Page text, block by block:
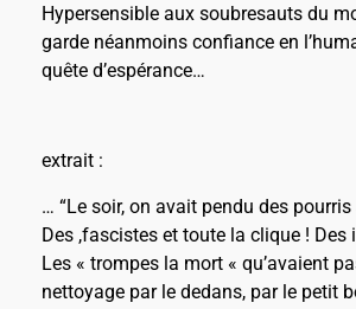
Hypersensible aux soubresauts du
garde néanmoins confiance en
quête d’espérance…
extrait :
… “Le soir, on avait pendu des pourris
Des ,fascistes et toute la clique ! Des
Les « trompes la mort « qu’avaient
nettoyage par le dedans, par le petit